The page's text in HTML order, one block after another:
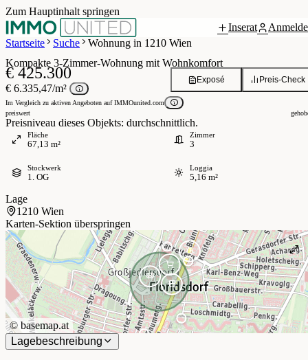
Zum Hauptinhalt springen
Inserat
Startseite
Suche Wohnung in 1210 Wien
Grundriss
Kompakte 3-Zimmer-Wohnung mit Wohnkomfort
€ 425.300
€ 6.335,47/m²
Im Vergleich zu aktiven Angeboten auf IMMOunited.com
preiswert
Preisniveau dieses Objekts: durchschnittlich.
Preis-Check
Exposé
Fläche
67,13 m²
Zimmer
3
Stockwerk
1. OG
Loggia
5,16 m²
Lage
1210 Wien
Karten-Sektion überspringen
© basemap.at
Lagebeschreibung